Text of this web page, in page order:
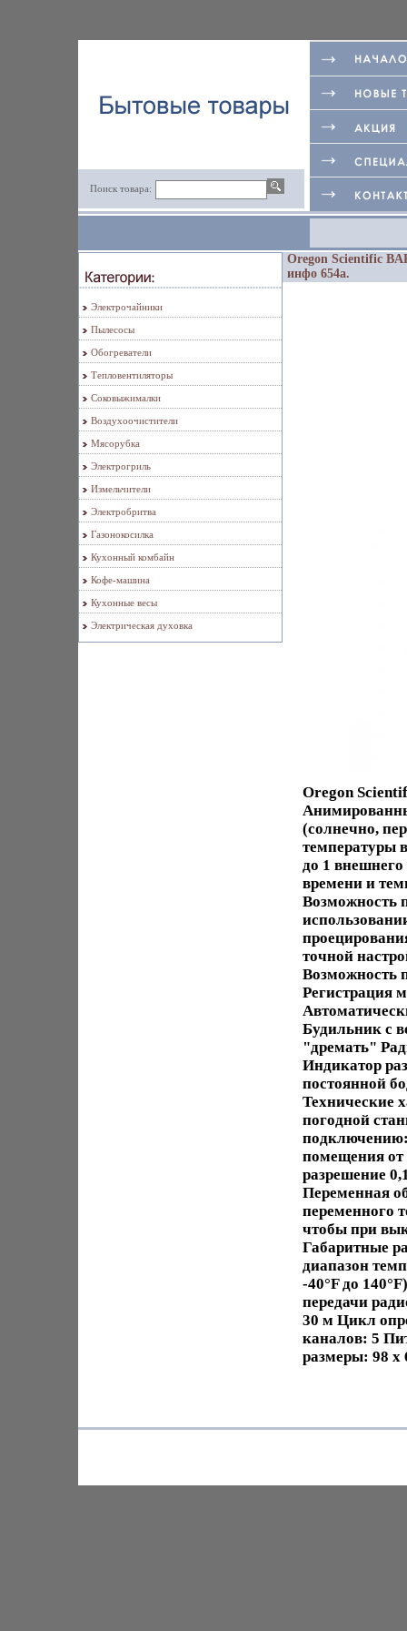
Поиск товара:
Электрочайники
Пылесосы
Обогреватели
Тепловентиляторы
Соковыжималки
Воздухоочистители
Мясорубка
Электрогриль
Измельчители
Электробритва
Газонокосилка
Кухонный комбайн
Кофе-машина
Кухонные весы
Электрическая духовка
Oregon Scientific
инфо 654a.
Oregon
(солнечно,
температуры
до 1
времени и
Возможность
точной
Возможность
Регистрация
Будильник с
"дремать"
Индикатор
постоянной
Технические
погодной
подключению:
помещения от
разрешение
Переменная
переменного
чтобы при
Габаритные
диапазон
-40°F до
передачи
30 м Цикл
каналов: 5
размеры: 98 х